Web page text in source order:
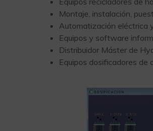
Montaje, instalación,
Automatización eléctrica
Equipos y software
Distribuidor Máster de
Equipos dosificadores de